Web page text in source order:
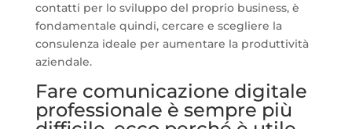
contatti per lo sviluppo del proprio business, è
fondamentale quindi, cercare e scegliere la
consulenza ideale per aumentare la produttività
aziendale.
Fare comunicazione digitale
professionale è sempre più